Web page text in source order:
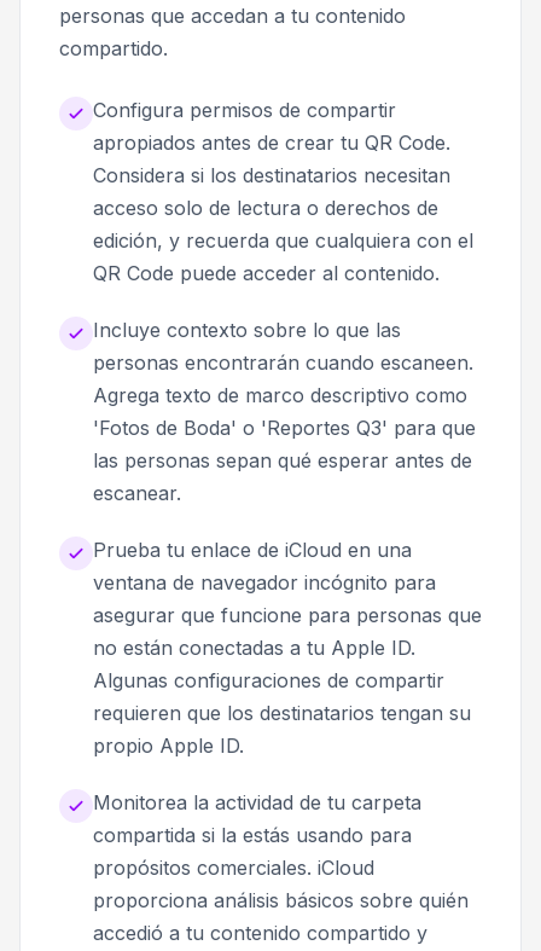
personas que accedan a tu contenido
compartido.
Configura permisos de compartir
apropiados antes de crear tu QR Code.
Considera si los destinatarios necesitan
acceso solo de lectura o derechos de
edición, y recuerda que cualquiera con el
QR Code puede acceder al contenido.
Incluye contexto sobre lo que las
personas encontrarán cuando escaneen.
Agrega texto de marco descriptivo como
'Fotos de Boda' o 'Reportes Q3' para que
las personas sepan qué esperar antes de
escanear.
Prueba tu enlace de iCloud en una
ventana de navegador incógnito para
asegurar que funcione para personas que
no están conectadas a tu Apple ID.
Algunas configuraciones de compartir
requieren que los destinatarios tengan su
propio Apple ID.
Monitorea la actividad de tu carpeta
compartida si la estás usando para
propósitos comerciales. iCloud
proporciona análisis básicos sobre quién
accedió a tu contenido compartido y